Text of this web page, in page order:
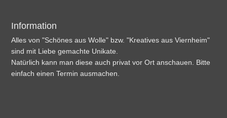
Information
Alles von "Schönes aus Wolle" bzw. "Kreatives aus Viernheim"
sind mit Liebe gemachte Unikate.
Natürlich kann man diese auch privat vor Ort anschauen. Bitte
einfach einen Termin ausmachen.